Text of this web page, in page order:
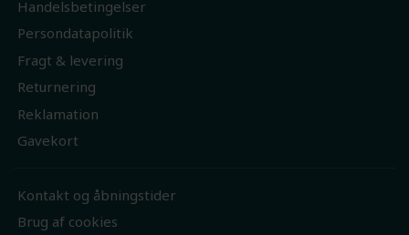
Handelsbetingelser
Persondatapolitik
Fragt & levering
Returnering
Reklamation
Gavekort
Kontakt og åbningstider
Brug af cookies